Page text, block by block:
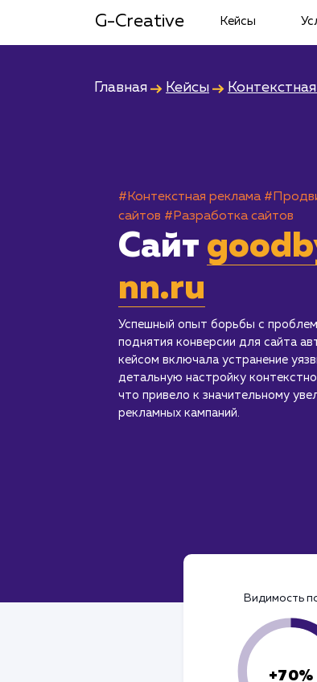
G-Creative Кейсы
Главная Кейсы
#Контекстная реклама
сайтов #Разработка сайтов
Сайт
nn.ru
Успешный опыт борьбы с
поднятия конверсии для сайта
кейсом включала устранение
детальную настройку
что привело к значительному
рекламных кампаний.
Видимость
+70%